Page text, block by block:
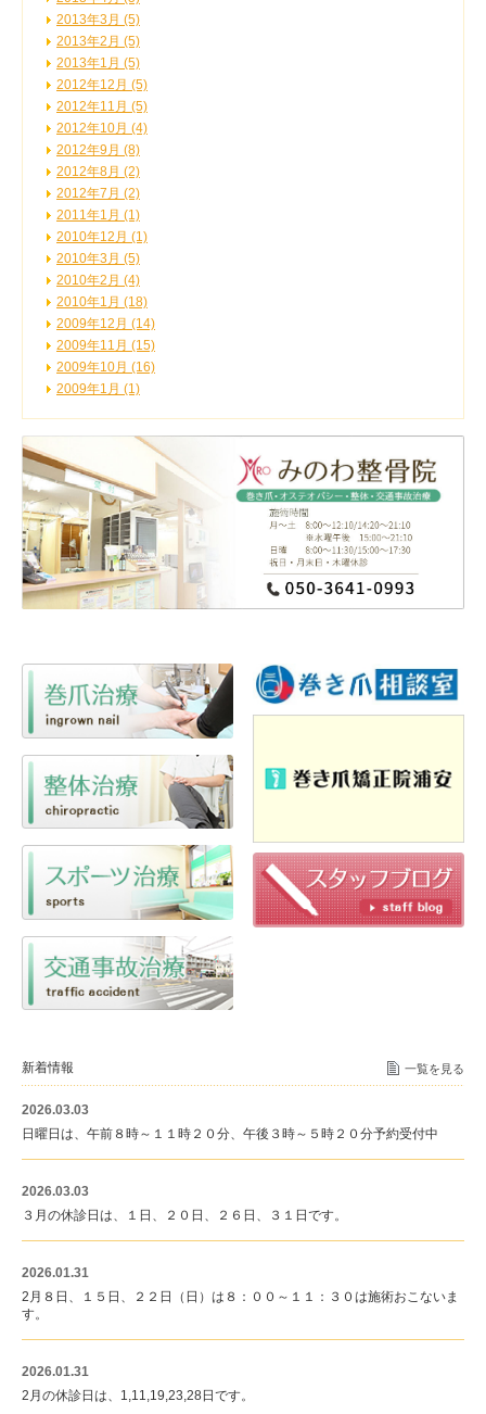
2013年3月 (5)
2013年2月 (5)
2013年1月 (5)
2012年12月 (5)
2012年11月 (5)
2012年10月 (4)
2012年9月 (8)
2012年8月 (2)
2012年7月 (2)
2011年1月 (1)
2010年12月 (1)
2010年3月 (5)
2010年2月 (4)
2010年1月 (18)
2009年12月 (14)
2009年11月 (15)
2009年10月 (16)
2009年1月 (1)
新着情報 一覧を見る
2026.03.03
日曜日は、午前８時～１１時２０分、午後３時～５時２０分予約受付中
2026.03.03
３月の休診日は、１日、２０日、２６日、３１日です。
2026.01.31
2月８日、１５日、２２日（日）は８：００～１１：３０は施術おこないま
す。
2026.01.31
2月の休診日は、1,11,19,23,28日です。